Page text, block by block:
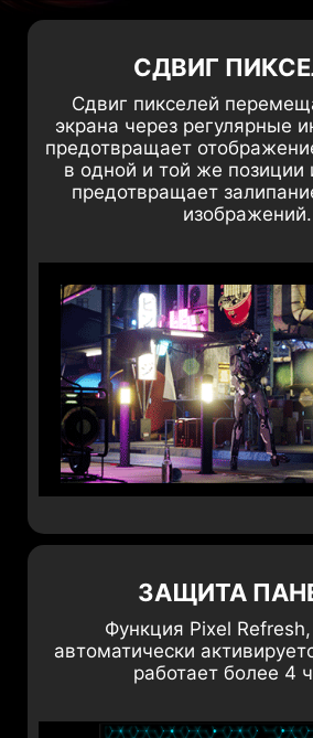
СДВИГ
Сдвиг пикселей
экрана через регулярные
предотвращает
в одной и той же
предотвращает
изображений.
ЗАЩИТА
Функция Pixel
автоматически
работает более 4